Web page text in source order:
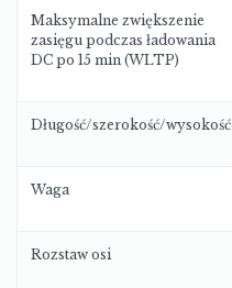
Maksymalne zwiększenie
zasięgu podczas ładowania
DC po 15 min (WLTP)
Długość/szerokość/wysokość
Waga
Rozstaw osi